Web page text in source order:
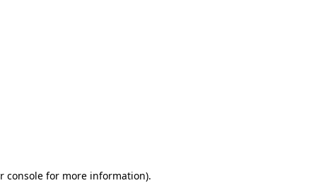
consolefor more information).